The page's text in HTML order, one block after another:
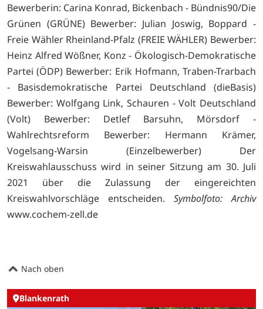
Bewerberin: Carina Konrad, Bickenbach - Bündnis90/Die
Grünen (GRÜNE) Bewerber: Julian Joswig, Boppard -
Freie Wähler Rheinland-Pfalz (FREIE WÄHLER) Bewerber:
Heinz Alfred Wößner, Konz - Ökologisch-Demokratische
Partei (ÖDP) Bewerber: Erik Hofmann, Traben-Trarbach
- Basisdemokratische Partei Deutschland (dieBasis)
Bewerber: Wolfgang Link, Schauren - Volt Deutschland
(Volt) Bewerber: Detlef Barsuhn, Mörsdorf -
Wahlrechtsreform Bewerber: Hermann Krämer,
Vogelsang-Warsin (Einzelbewerber) Der
Kreiswahlausschuss wird in seiner Sitzung am 30. Juli
2021 über die Zulassung der eingereichten
Kreiswahlvorschläge entscheiden. Symbolfoto: Archiv
www.cochem-zell.de
Nach oben
Blankenrath